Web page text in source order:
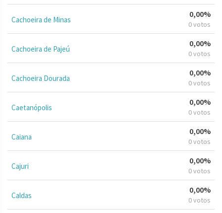
Cachoeira de Minas
0,00%
0 votos
Cachoeira de Pajeú
0,00%
0 votos
Cachoeira Dourada
0,00%
0 votos
Caetanópolis
0,00%
0 votos
Caiana
0,00%
0 votos
Cajuri
0,00%
0 votos
Caldas
0,00%
0 votos